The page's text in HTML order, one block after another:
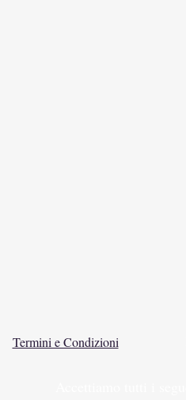
Termini e Condizioni